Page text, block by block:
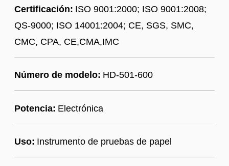
Certificación: ISO 9001:2000; ISO 9001:2008;
QS-9000; ISO 14001:2004; CE, SGS, SMC,
CMC, CPA, CE,CMA,IMC
Número de modelo: HD-501-600
Potencia: Electrónica
Uso: Instrumento de pruebas de papel